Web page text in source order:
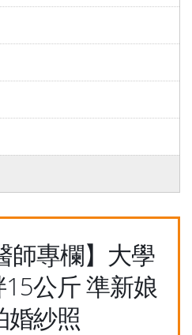
師專欄】大學
公斤 準新娘
婚紗照